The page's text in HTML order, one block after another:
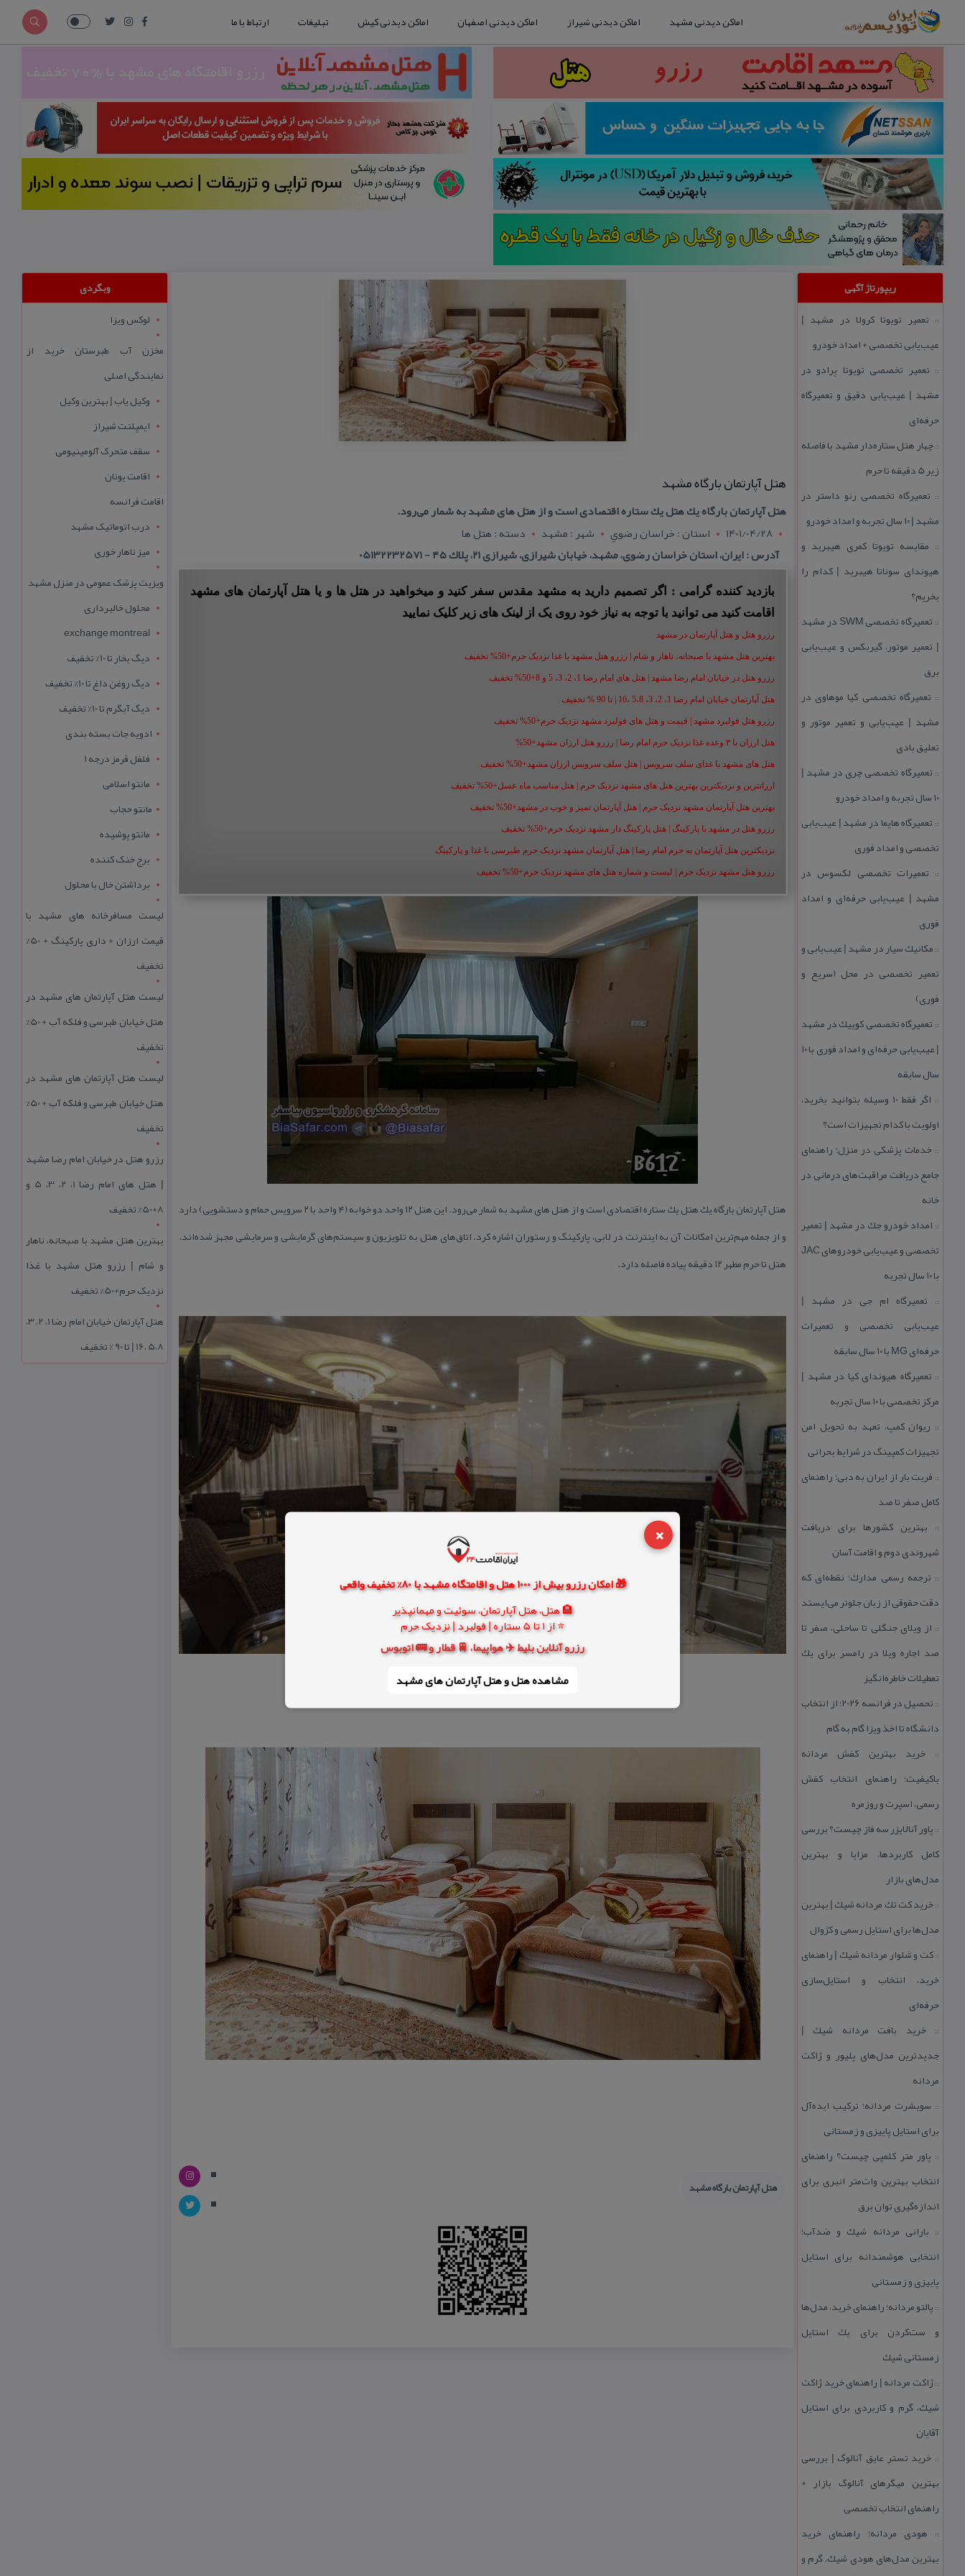
×
🎁 امکان رزرو بیش از 1000 هتل و اقامتگاه مشهد با 80% تخفیف واقعی
🏨 هتل، هتل آپارتمان، سوئیت و مهمانپذیر
⭐ از 1 تا 5 ستاره | فولبرد | نزدیک حرم
رزرو آنلاین بلیط ✈️ هواپیما، 🚆 قطار و 🚌 اتوبوس
مشاهده هتل و هتل‌ آپارتمان های مشهد
اماکن دیدنی مشهد اماکن دیدنی شیراز اماکن دیدنی اصفهان اماکن دیدنی کیش تبلیغات ارتباط با ما
ریپورتاژ آگهی
:: تعمیر تویوتا كرولا در مشهد |
عیب‌یابی تخصصی + امداد خودرو
:: تعمیر تخصصی تویوتا پرادو در
مشهد | عیب‌یابی دقیق و تعمیرگاه
حرفه‌ای
::چهار هتل‌ ستاره‌دار مشهد با فاصله
زیر 5 دقیقه تا حرم
:: تعمیرگاه تخصصی رنو داستر در
مشهد | ۱۰ سال تجربه و امداد خودرو
:: مقایسه تویوتا كمری هیبرید و
هیوندای سوناتا هیبرید | كدام را
بخریم؟
::
تعمیرگاه تخصصی SWM در مشهد
| تعمیر موتور، گیربكس و عیب‌یابی
برق
:: تعمیرگاه تخصصی كیا موهاوی در
مشهد | عیب‌یابی و تعمیر موتور و
تعلیق بادی
:: تعمیرگاه تخصصی چری در مشهد |
۱۰ سال تجربه و امداد خودرو
:: تعمیرگاه هایما در مشهد | عیب‌یابی
تخصصی و امداد فوری
:: تعمیرات تخصصی لكسوس در
مشهد | عیب‌یابی حرفه‌ای و امداد
فوری
:: مكانیك سیار در مشهد | عیب‌یابی و
تعمیر تخصصی در محل (سریع و
فوری)
:: تعمیرگاه تخصصی كوییك در مشهد
| عیب‌یابی حرفه‌ای و امداد فوری با ۱۰
سال سابقه
::
اگر فقط 10 وسیله بتوانید بخرید،
اولویت با كدام تجهیزات است؟
:: خدمات پزشكی در منزل؛ راهنمای
جامع دریافت مراقبت‌های درمانی در
خانه
:: امداد خودرو جك در مشهد | تعمیر
تخصصی و عیب‌یابی خودروهای JAC
با ۱۰ سال تجربه
:: تعمیرگاه ام جی در مشهد |
عیب‌یابی تخصصی و تعمیرات
حرفه‌ای MG با ۱۰ سال سابقه
:: تعمیرگاه هیوندای كیا در مشهد |
مركز تخصصی با ۱۰ سال تجربه
:: ریوان كمپ، تعهد به تحویل امن
تجهیزات كمپینگ در شرایط بحرانی
:: فریت بار از ایران به دبی؛ راهنمای
كامل صفر تا صد
:: بهترین كشورها برای دریافت
شهروندی دوم و اقامت آسان
:: ترجمه رسمی مدارك؛ نقطه‌ای كه
دقت حقوقی از زبان جلوتر می‌ایستد
:: از ویلای جنگلی تا ساحلی، صفر تا
صد اجاره ویلا در رامسر برای یك
تعطیلات خاطره‌انگیز
::
تحصیل در فرانسه 2026؛ از انتخاب
دانشگاه تا اخذ ویزا گام به گام
::خرید بهترین كفش مردانه
باكیفیت؛ راهنمای انتخاب كفش
رسمی، اسپرت و روزمره
:: پاور آنالایزر سه فاز چیست؟ بررسی
كامل كاربردها، مزایا و بهترین
مدل‌های بازار
::خرید كت تك مردانه شیك | بهترین
مدل‌ها برای استایل رسمی و كژوال
::كت و شلوار مردانه شیك | راهنمای
خرید، انتخاب و استایل‌سازی
حرفه‌ای
::خرید بافت مردانه شیك |
جدیدترین مدل‌های پلیور و ژاكت
مردانه
:: سویشرت مردانه؛ تركیب ایده‌آل
برای استایل پاییزی و زمستانی
:: پاور متر كلمپی چیست؟ راهنمای
انتخاب بهترین وات‌متر انبری برای
اندازه‌گیری توان برق
:: بارانی مردانه شیك و ضدآب؛
انتخابی هوشمندانه برای استایل
پاییزی و زمستانی
:: پالتو مردانه؛ راهنمای خرید، مدل‌ها
و ست‌كردن برای یك استایل
زمستانی شیك
::ژاكت مردانه | راهنمای خرید ژاكت
شیك، گرم و كاربردی برای استایل
آقایان
:: خرید تستر عایق آنالوگ | بررسی
بهترین میگرهای آنالوگ بازار +
راهنمای انتخاب تخصصی
:: هودی مردانه؛ راهنمای خرید
بهترین مدل‌های هودی شیك، گرم و
هتل آپارتمان بارگاه مشهد
هتل آپارتمان بارگاه یك هتل یك ستاره اقتصادی است و از هتل های مشهد به شمار می‌رود.
1401/04/28
استان : خراسان رضوي شهر : مشهد
دسته : هتل ها
آدرس : ایران، استان خراسان رضوی، مشهد، خیابان شیرازی، شیرازی ۲۱، پلاك ۴۵ - 05132232571
بازدید کننده گرامی : اگر تصمیم دارید به مشهد مقدس سفر کنید و میخواهید در هتل ها و یا هتل آپارتمان های مشهد
اقامت کنید می توانید با توجه به نیاز خود روی یک از لینک های زیر کلیک نمایید
رزرو هتل و هتل آپارتمان در مشهد
بهترین هتل مشهد با صبحانه، ناهار و شام | رزرو هتل مشهد با غذا نزدیک حرم+50% تخفیف
رزرو هتل در خیابان امام رضا مشهد | هتل‌ های امام رضا 1، 2، 3، 5 و 8+50% تخفیف
هتل آپارتمان خیابان امام رضا 1، 2، 3، 5،8 ،16 | تا 90 % تخفیف
رزرو هتل فولبرد مشهد | قیمت و هتل های فولبرد مشهد نزدیک حرم+50% تخفیف
هتل ارزان با ۳ وعده غذا نزدیک حرم امام رضا | رزرو هتل ارزان مشهد+50%
هتل های مشهد با غذای سلف سرویس | هتل سلف سرویس ارزان مشهد+50% تخفیف
ارزانترین و نزدیکترین بهترین هتل های مشهد نزدیک حرم | هتل مناسب ماه عسل+50% تخفیف
بهترین هتل آپارتمان مشهد نزدیک حرم | هتل آپارتمان تمیز و خوب در مشهد+50% تخفیف
رزرو هتل در مشهد با پارکینگ | هتل پارکینگ دار مشهد نزدیک حرم+50% تخفیف
نزدیکترین هتل آپارتمان به حرم امام رضا | هتل آپارتمان مشهد نزدیک حرم طبرسی با غذا و پارکینگ
رزرو هتل مشهد نزدیک حرم | لیست و شماره هتل های مشهد نزدیک حرم+50% تخفیف
هتل آپارتمان بارگاه یك هتل یك ستاره اقتصادی است و از هتل های مشهد به شمار می‌رود.
این هتل ۱۲ واحد دو خوابه (۴ واحد با ۲ سرویس حمام و دستشویی) دارد
و از جمله مهم‌ترین امكانات آنبه اینترنت در لابی، پاركینگ و رستوران اشاره كرد. اتاق‌های هتل به تلویزیون و سیستم‌های گرمایشی و سرمایشی مجهز شده‌اند.
هتل تا حرم مطهر ۱۲ دقیقه پیاده فاصله دارد.
هتل آپارتمان بارگاه مشهد
وبگردی
لوکس ویزا
مخزن آب طبرستان خرید از
نمایندگی اصلی
وکیل یاب | بهترین وکیل
ایمپلنت شیراز
سقف متحرک آلومینیومی
اقامت یونان
اقامت فرانسه
درب اتوماتیک مشهد
میز ناهار خوری
ویزیت پزشک عمومی در منزل مشهد
محلول خالبرداری
exchange montreal
دیگ بخار تا 10% تخفیف
دیگ روغن داغ تا 10% تخفیف
دیگ آبگرم تا 10% تخفیف
ادویه جات بسته بندی
فلفل قرمز درجه 1
مانتو اسلامی
مانتو حجاب
مانتو پوشیده
برج خنک کننده
برداشتن خال با محلول
لیست مسافرخانه های مشهد با
قیمت ارزان + داری پارکینگ + 50%
تخفیف
لیست هتل آپارتمان های مشهد در
هتل خیابان طبرسی و فلکه آب + 50%
تخفیف
لیست هتل آپارتمان های مشهد در
هتل خیابان طبرسی و فلکه آب + 50%
تخفیف
رزرو هتل در خیابان امام رضا مشهد
| هتل‌ های امام رضا 1، 2، 3، 5 و
8+50% تخفیف
بهترین هتل مشهد با صبحانه، ناهار
و شام | رزرو هتل مشهد با غذا
نزدیک حرم+50% تخفیف
هتل آپارتمان خیابان امام رضا 1، 2، 3،
5،8 ،16 | تا 90 % تخفیف